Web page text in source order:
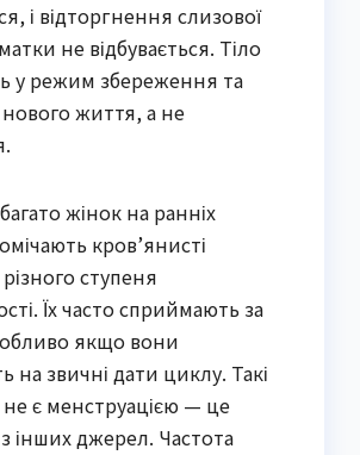
і відторгнення слизової
не відбувається. Тіло
у режим збереження та
життя, а не
жінок на ранніх
кров’янисті
ступеня
Їх часто сприймають за
якщо вони
на звичні дати циклу. Такі
є менструацією — це
інших джерел. Частота